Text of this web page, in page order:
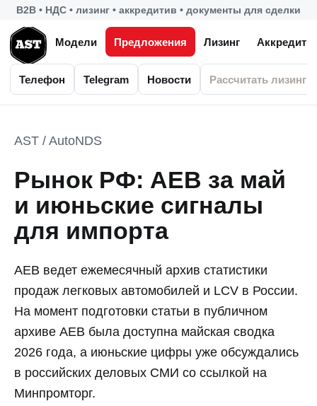
B2B • НДС • лизинг • аккредитив • документы для сделки
Модели Предложения Лизинг
Телефон Telegram Новости Рассчитать лизинг
AST / AutoNDS
Рынок РФ: AEB за май
и июньские сигналы
для импорта
AEB ведет ежемесячный архив статистики
продаж легковых автомобилей и LCV в России.
На момент подготовки статьи в публичном
архиве AEB была доступна майская сводка
2026 года, а июньские цифры уже обсуждались
в российских деловых СМИ со ссылкой на
Минпромторг.